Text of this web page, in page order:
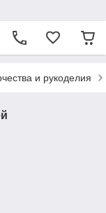
и рукоделия